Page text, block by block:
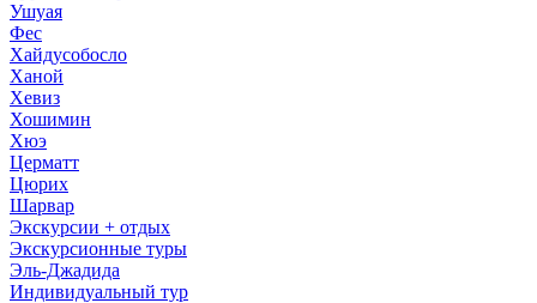
Ушуая
Фес
Хайдусобосло
Ханой
Хевиз
Хошимин
Хюэ
Церматт
Цюрих
Шарвар
Экскурсии + отдых
Экскурсионные туры
Эль-Джадида
Индивидуальный тур